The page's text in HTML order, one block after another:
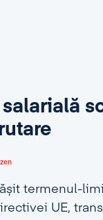
salarială
termenul-
UE,